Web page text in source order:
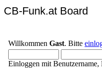
CB-Funk.at Board
Willkommen Gast. Bitte
Einloggen mit Benutzername,